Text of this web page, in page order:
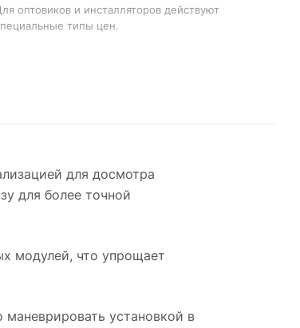
оптовиков и инсталляторов действуют
типы цен.
для досмотра
для более точной
модулей, что упрощает
установкой в